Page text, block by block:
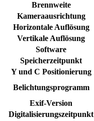
Brennweite
Kameraausrichtung
Horizontale Auflösung
Vertikale Auflösung
Software
Speicherzeitpunkt
Y und C Positionierung
Belichtungsprogramm
Exif-Version
Digitalisierungszeitpunkt